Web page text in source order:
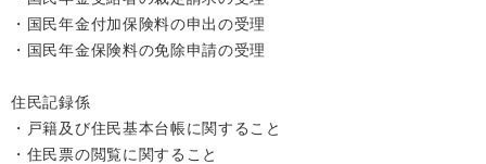
・国民年金付加保険料の申出の受理
・国民年金保険料の免除申請の受理
住民記録係
・戸籍及び住民基本台帳に関すること
・住民票の閲覧に関すること